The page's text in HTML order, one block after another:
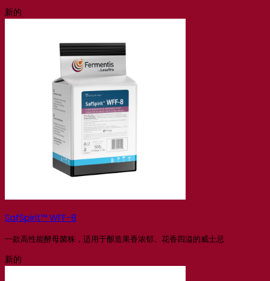
新的
SafSpirit™ WFF-8
一款高性能酵母菌株，适用于酿造果香浓郁、花香四溢的威士忌
新的